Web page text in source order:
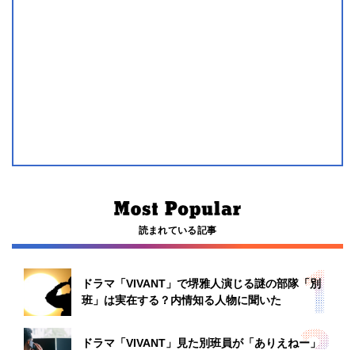
読まれている記事
ドラマ「VIVANT」で堺雅人演じる謎の部隊「別
班」は実在する？内情知る人物に聞いた
ドラマ「VIVANT」見た別班員が「ありえねー」